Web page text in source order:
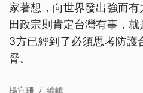
家著想，向世界發出強而
田政宗則肯定台灣有事，
3方已經到了必須思考防護
脅。
楊宜珊 / 編輯